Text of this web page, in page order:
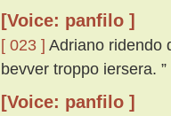
[Voice: panfilo ]
[ 023 ] Adriano ridendo
bevver troppo iersera. ”
[Voice: panfilo ]